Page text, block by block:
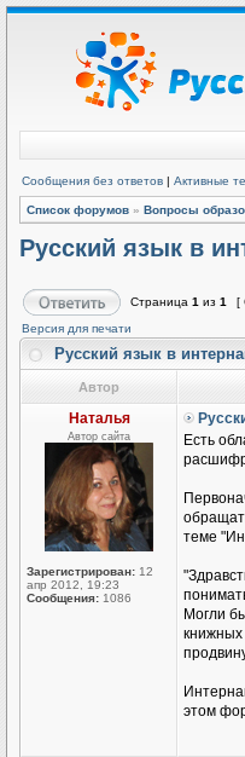
Сообщения без ответов | Активные
Список форумов » Вопросы
Русский язык в
Страница 1 из 1
[
Версия для печати
Русский язык в
Автор
Наталья
Автор сайта
Зарегистрирован: 12
апр 2012, 19:23
Сообщения: 1086
Есть
теме
Могли
книжных
этом